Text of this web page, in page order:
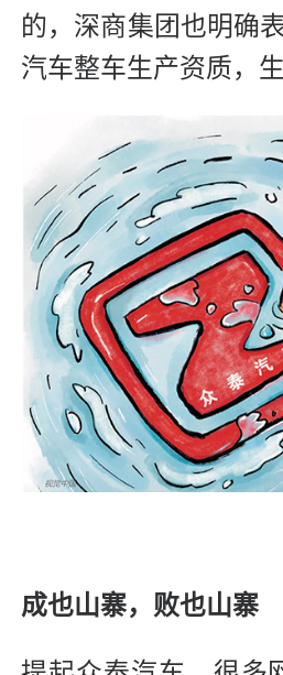
的，深商集团也明确
汽车整车生产资质，
成也山寨，败也山寨